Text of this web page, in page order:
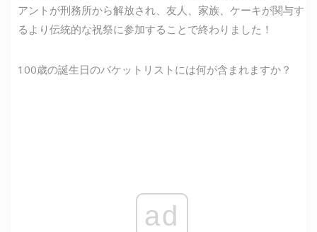
アントが刑務所から解放され、友人、家族、ケーキが関与す
るより伝統的な祝祭に参加することで終わりました！
100歳の誕生日のバケットリストには何が含まれますか？
ad